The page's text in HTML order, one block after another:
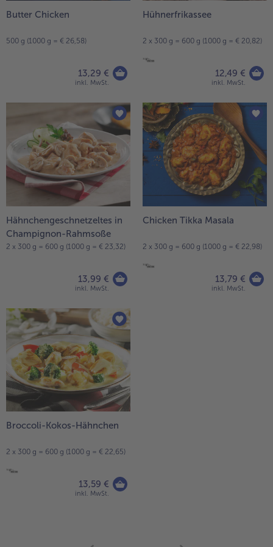
Butter Chicken
500 g (1000 g = € 26,58)
13,29 €
inkl. MwSt.
Hühnerfrikassee
2 x 300 g = 600 g (1000 g = € 20,82)
12,49 €
inkl. MwSt.
Hähnchengeschnetzeltes in
Champignon-Rahmsoße
2 x 300 g = 600 g (1000 g = € 23,32)
13,99 €
inkl. MwSt.
Chicken Tikka Masala
2 x 300 g = 600 g (1000 g = € 22,98)
13,79 €
inkl. MwSt.
Broccoli-Kokos-Hähnchen
2 x 300 g = 600 g (1000 g = € 22,65)
13,59 €
inkl. MwSt.